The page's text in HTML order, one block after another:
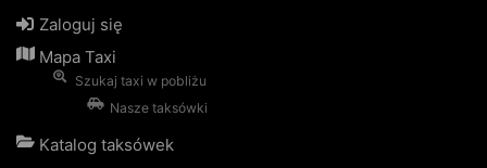
Zaloguj się
Mapa Taxi
Szukaj taxi w pobliżu
Nasze taksówki
Katalog taksówek